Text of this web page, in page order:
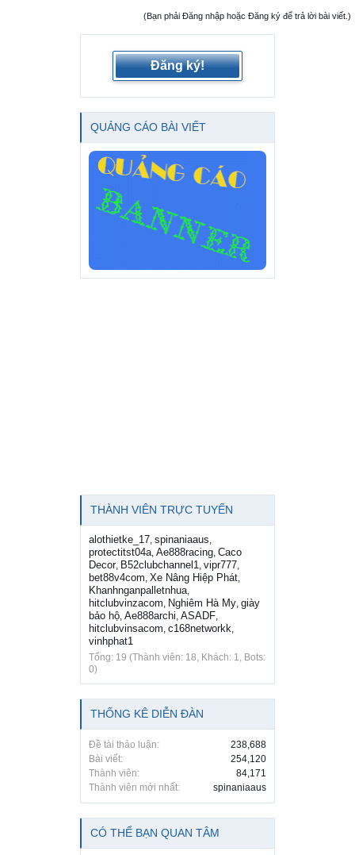
(Bạn phải Đăng nhập hoặc Đăng ký để trả lời bài viết.)
Đăng ký!
QUẢNG CÁO BÀI VIẾT
THÀNH VIÊN TRỰC TUYẾN
alothietke_17 spinaniaaus
protectitst04a Ae888racing Caco
Decor, B52clubchannel1 vipr777
bet88v4com Xe Nâng Hiệp Phát
Khanhnganpalletnhua
hitclubvinzacom Nghiêm Hà My giày
bảo hộ Ae888archi ASADF
hitclubvinsacom c168networkk
vinhphat1
Tổng: 19 (Thành viên: 18, Khách: 1, Bots:
0)
THỐNG KÊ DIỄN ĐÀN
Đề tài thảo luận:
238,688
Bài viết:
254,120
Thành viên:
84,171
Thành viên mới nhất:
spinaniaaus
CÓ THỂ BẠN QUAN TÂM